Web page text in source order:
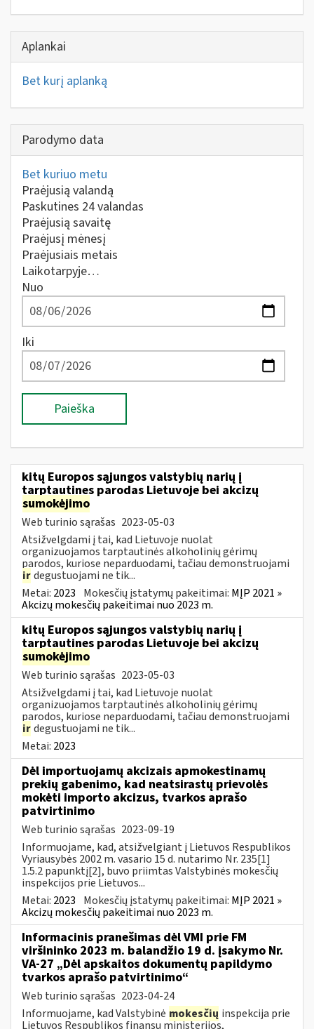
Aplankai
Bet kurį aplanką
Parodymo data
Bet kuriuo metu
Praėjusią valandą
Paskutines 24 valandas
Praėjusią savaitę
Praėjusį mėnesį
Praėjusiais metais
Laikotarpyje…
Nuo
Iki
Paieška
kitų Europos sąjungos valstybių narių į
tarptautines parodas Lietuvoje bei akcizų
sumokėjimo
Web turinio sąrašas 2023-05-03
Atsižvelgdami į tai, kad Lietuvoje nuolat
organizuojamos tarptautinės alkoholinių gėrimų
parodos, kuriose neparduodami, tačiau demonstruojami
irdegustuojami ne tik...
Metai: 2023 Mokesčių įstatymų pakeitimai: MĮP 2021 »
Akcizų mokesčių pakeitimai nuo 2023 m.
kitų Europos sąjungos valstybių narių į
tarptautines parodas Lietuvoje bei akcizų
sumokėjimo
Web turinio sąrašas 2023-05-03
Atsižvelgdami į tai, kad Lietuvoje nuolat
organizuojamos tarptautinės alkoholinių gėrimų
parodos, kuriose neparduodami, tačiau demonstruojami
irdegustuojami ne tik...
Metai: 2023
Dėl importuojamų akcizais apmokestinamų
prekių gabenimo, kad neatsirastų prievolės
mokėti importo akcizus, tvarkos aprašo
patvirtinimo
Web turinio sąrašas 2023-09-19
Informuojame, kad, atsižvelgiant į Lietuvos Respublikos
Vyriausybės 2002 m. vasario 15 d. nutarimo Nr. 235[1]
1.5.2 papunktį[2], buvo priimtas Valstybinės mokesčių
inspekcijos prie Lietuvos...
Metai: 2023 Mokesčių įstatymų pakeitimai: MĮP 2021 »
Akcizų mokesčių pakeitimai nuo 2023 m.
Informacinis pranešimas dėl VMI prie FM
viršininko 2023 m. balandžio 19 d. įsakymo Nr.
VA-27 „Dėl apskaitos dokumentų papildymo
tvarkos aprašo patvirtinimo“
Web turinio sąrašas 2023-04-24
Informuojame, kad Valstybinė mokesčių inspekcija prie
Lietuvos Respublikos finansų ministerijos,